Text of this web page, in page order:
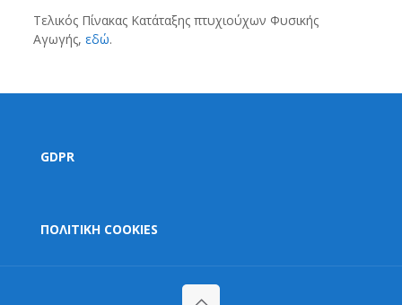
Τελικός Πίνακας Κατάταξης πτυχιούχων Φυσικής
Αγωγής, εδώ.
GDPR
ΠΟΛΙΤΙΚΗ COOKIES